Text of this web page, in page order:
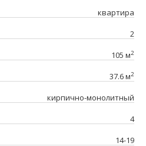
квартира
2
105 м2
37.6 м2
кирпично-монолитный
4
14-19